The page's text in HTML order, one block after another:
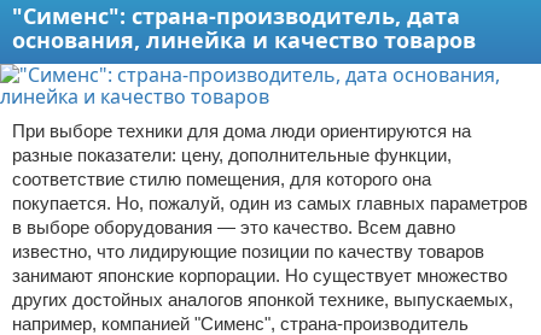
"Сименс": страна-производитель, дата
основания, линейка и качество товаров
При выборе техники для дома люди ориентируются на
разные показатели: цену, дополнительные функции,
соответствие стилю помещения, для которого она
покупается. Но, пожалуй, один из самых главных параметров
в выборе оборудования — это качество. Всем давно
известно, что лидирующие позиции по качеству товаров
занимают японские корпорации. Но существует множество
других достойных аналогов японкой технике, выпускаемых,
например, компанией "Сименс", страна-производитель